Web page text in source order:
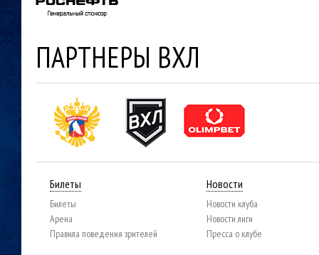
ПАРТНЕРЫ ВХЛ
Билеты
Билеты
Арена
Правила поведения зрителей
Новости
Новости клуба
Новости лиги
Пресса о клубе